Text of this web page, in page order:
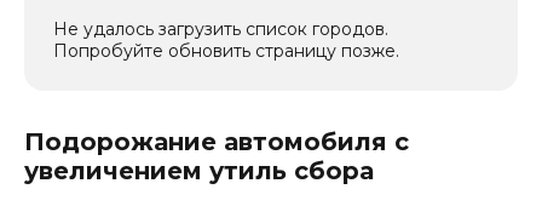
Не удалось загрузить список городов.
Попробуйте обновить страницу позже.
Подорожание автомобиля с
увеличением утиль сбора